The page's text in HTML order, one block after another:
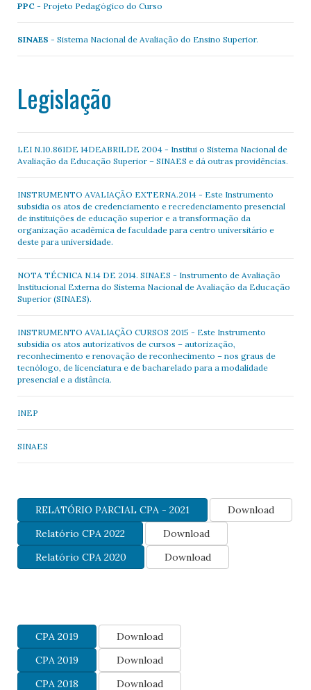
PPC - Projeto Pedagógico do Curso
SINAES - Sistema Nacional de Avaliação do Ensino Superior.
Legislação
LEI N.10.861DE 14DEABRILDE 2004 - Institui o Sistema Nacional de
Avaliação da Educação Superior – SINAES e dá outras providências.
INSTRUMENTO AVALIAÇÃO EXTERNA.2014 - Este Instrumento
subsidia os atos de credenciamento e recredenciamento presencial
de instituições de educação superior e a transformação da
organização acadêmica de faculdade para centro universitário e
deste para universidade.
NOTA TÉCNICA N.14 DE 2014. SINAES - Instrumento de Avaliação
Institucional Externa do Sistema Nacional de Avaliação da Educação
Superior (SINAES).
INSTRUMENTO AVALIAÇÃO CURSOS 2015 - Este Instrumento
subsidia os atos autorizativos de cursos – autorização,
reconhecimento e renovação de reconhecimento – nos graus de
tecnólogo, de licenciatura e de bacharelado para a modalidade
presencial e a distância.
INEP
SINAES
RELATÓRIO PARCIAL CPA - 2021
Download
Relatório CPA 2022
Download
Relatório CPA 2020
Download
CPA 2019
Download
CPA 2019
Download
CPA 2018
Download